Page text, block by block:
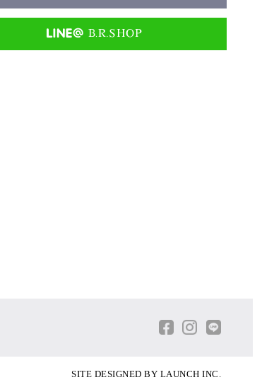
SITE DESIGNED BY LAUNCH INC.